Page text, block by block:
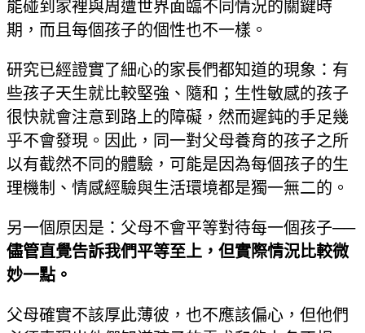
能碰到家裡與周遭世界面臨不同情況的關鍵時
期，而且每個孩子的個性也不一樣。
研究已經證實了細心的家長們都知道的現象：有
些孩子天生就比較堅強、隨和；生性敏感的孩子
很快就會注意到路上的障礙，然而遲鈍的手足幾
乎不會發現。因此，同一對父母養育的孩子之所
以有截然不同的體驗，可能是因為每個孩子的生
理機制、情感經驗與生活環境都是獨一無二的。
另一個原因是：父母不會平等對待每一個孩子──
儘管直覺告訴我們平等至上，但實際情況比較微
妙一點。
父母確實不該厚此薄彼，也不應該偏心，但他們